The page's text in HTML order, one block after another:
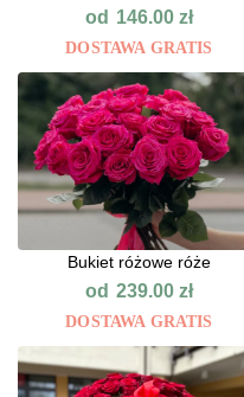
od 146.00 zł
DOSTAWA GRATIS
Bukiet różowe róże
od 239.00 zł
DOSTAWA GRATIS